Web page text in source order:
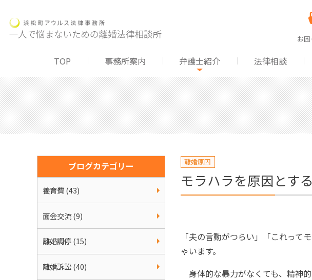
お
TOP 事務所案内 弁護士紹介 法律相談
離婚原因
モラハラを原因とす
「夫の言動がつらい」「これっ
ゃいます。
身体的な暴力がなくても、精神
ブログカテゴリー
養育費 (43)
面会交流 (9)
離婚調停 (15)
離婚訴訟 (40)